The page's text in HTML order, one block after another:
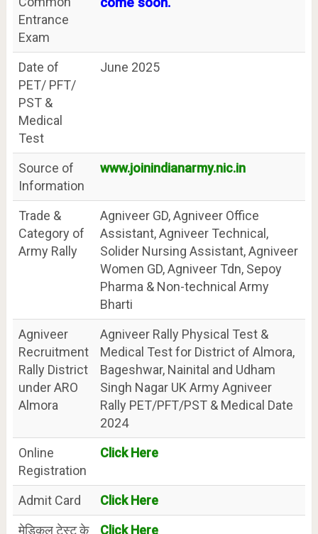
Entrance
Exam
Date of
PET/ PFT/
PST &
Medical
Test
June 2025
Source of
Information
www.joinindianarmy.nic.in
Trade &
Category of
Army Rally
Agniveer GD, Agniveer Office
Assistant, Agniveer Technical,
Solider Nursing Assistant, Agniveer
Women GD, Agniveer Tdn, Sepoy
Pharma & Non-technical Army
Bharti
Agniveer
Recruitment
Rally District
under ARO
Almora
Agniveer Rally Physical Test &
Medical Test for District of Almora,
Bageshwar, Nainital and Udham
Singh Nagar UK Army Agniveer
Rally PET/PFT/PST & Medical Date
2024
Online
Registration
Click Here
Admit Card
Click Here
मेडिकल टेस्ट के
Click Here